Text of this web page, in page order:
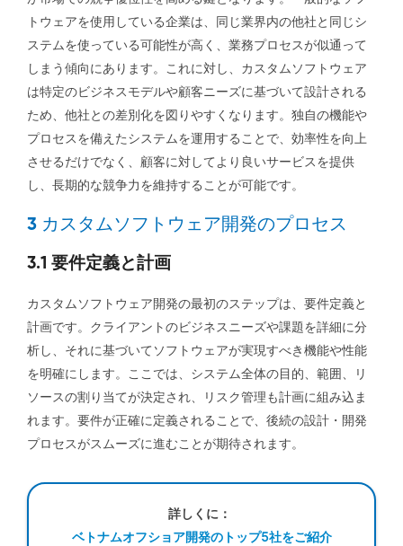
トウェアを使用している企業は、同じ業界内の他社と同じシ
ステムを使っている可能性が高く、業務プロセスが似通って
しまう傾向にあります。これに対し、カスタムソフトウェア
は特定のビジネスモデルや顧客ニーズに基づいて設計される
ため、他社との差別化を図りやすくなります。独自の機能や
プロセスを備えたシステムを運用することで、効率性を向上
させるだけでなく、顧客に対してより良いサービスを提供
し、長期的な競争力を維持することが可能です。
3 カスタムソフトウェア開発のプロセス
3.1 要件定義と計画
カスタムソフトウェア開発の最初のステップは、要件定義と
計画です。クライアントのビジネスニーズや課題を詳細に分
析し、それに基づいてソフトウェアが実現すべき機能や性能
を明確にします。ここでは、システム全体の目的、範囲、リ
ソースの割り当てが決定され、リスク管理も計画に組み込ま
れます。要件が正確に定義されることで、後続の設計・開発
プロセスがスムーズに進むことが期待されます。
詳しくに：
ベトナムオフショア開発のトップ5社をご紹介